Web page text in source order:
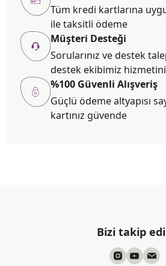
Tüm kredi kartlarına
ile taksitli ödeme
Müşteri Desteği
Sorularınız ve destek
destek ekibimiz
%100 Güvenli Alışveriş
Güçlü ödeme altyapısı
kartınız güvende
Bizi takip